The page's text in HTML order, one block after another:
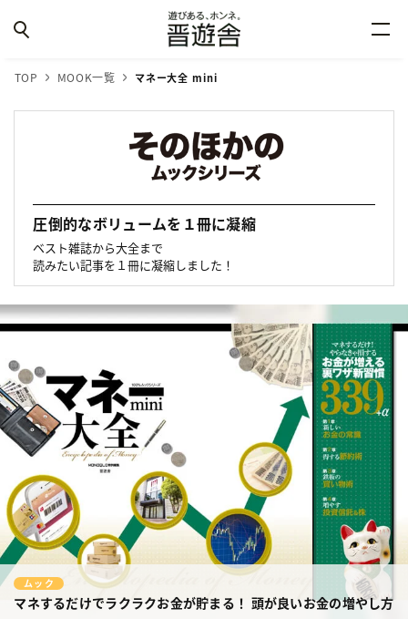
TOP MOOK一覧 マネー大全 mini
圧倒的なボリュームを１冊に凝縮
ベスト雑誌から大全まで
読みたい記事を１冊に凝縮しました！
ムック
マネするだけでラクラクお金が貯まる！ 頭が良いお金の増やし方